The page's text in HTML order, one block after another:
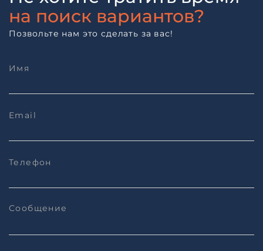
на поиск вариантов?
Позвольте нам это сделать за вас!